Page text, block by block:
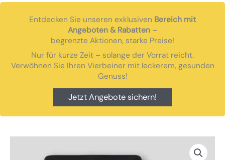
Entdecken Sie unseren exklusiven Bereich mit
Angeboten & Rabatten –
begrenzte Aktionen, starke Preise!
Nur für kurze Zeit – solange der Vorrat reicht.
Verwöhnen Sie Ihren Vierbeiner mit leckerem, gesunden
Genuss!
Jetzt Angebote sichern!